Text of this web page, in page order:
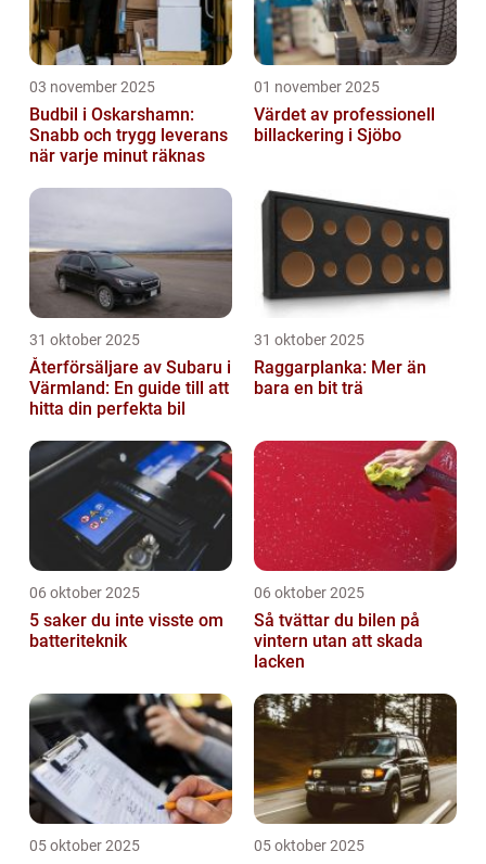
03 november 2025
Budbil i Oskarshamn:
Snabb och trygg leverans
när varje minut räknas
01 november 2025
Värdet av professionell
billackering i Sjöbo
31 oktober 2025
Återförsäljare av Subaru i
Värmland: En guide till att
hitta din perfekta bil
31 oktober 2025
Raggarplanka: Mer än
bara en bit trä
06 oktober 2025
5 saker du inte visste om
batteriteknik
06 oktober 2025
Så tvättar du bilen på
vintern utan att skada
lacken
05 oktober 2025 05 oktober 2025